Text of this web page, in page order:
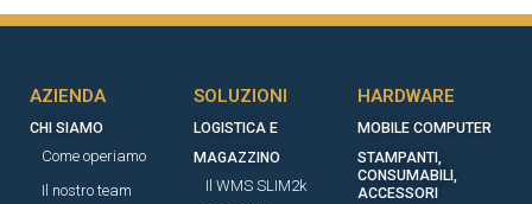
AZIENDA
CHI SIAMO
Come operiamo
Il nostro team
SOLUZIONI
LOGISTICA E
MAGAZZINO
Il WMS SLIM2k
HARDWARE
MOBILE COMPUTER
STAMPANTI,
CONSUMABILI,
ACCESSORI​